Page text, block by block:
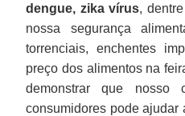
dengue, zika vírus,
nossa segurança
torrenciais, enchentes
preço dos alimentos na
demonstrar que nosso
consumidores pode ajudar